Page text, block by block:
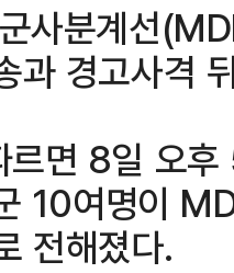
사분계선
과 경고사격
르면 8일 오
10여명이
전해졌다.